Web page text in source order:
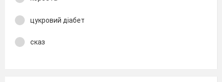
цукровий діабет
сказ